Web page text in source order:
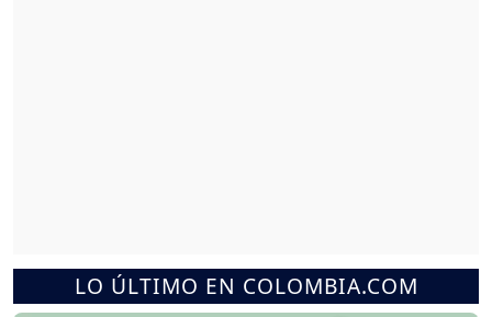
LO ÚLTIMO EN COLOMBIA.COM